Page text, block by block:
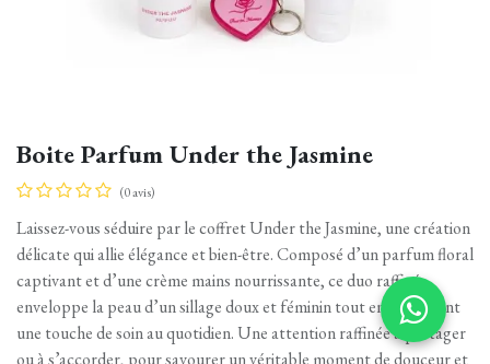
Boite Parfum Under the Jasmine
(0 avis)
Laissez-vous séduire par le coffret Under the Jasmine, une création
délicate qui allie élégance et bien-être. Composé d’un parfum floral
captivant et d’une crème mains nourrissante, ce duo raffiné
enveloppe la peau d’un sillage doux et féminin tout en apportant
une touche de soin au quotidien. Une attention raffinée à partager